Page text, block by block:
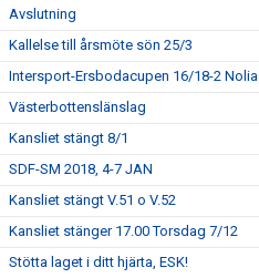
Avslutning
Kallelse till årsmöte sön 25/3
Intersport-Ersbodacupen 16/18-2 Nolia
Västerbottenslänslag
Kansliet stängt 8/1
SDF-SM 2018, 4-7 JAN
Kansliet stängt V.51 o V.52
Kansliet stänger 17.00 Torsdag 7/12
Stötta laget i ditt hjärta, ESK!